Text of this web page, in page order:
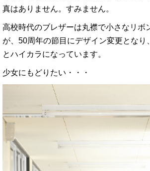
真はありません。すみません。
高校時代のブレザーは丸襟で小さなリボ
が、50周年の節目にデザイン変更となり
とハイカラになっています。
少女にもどりたい・・・